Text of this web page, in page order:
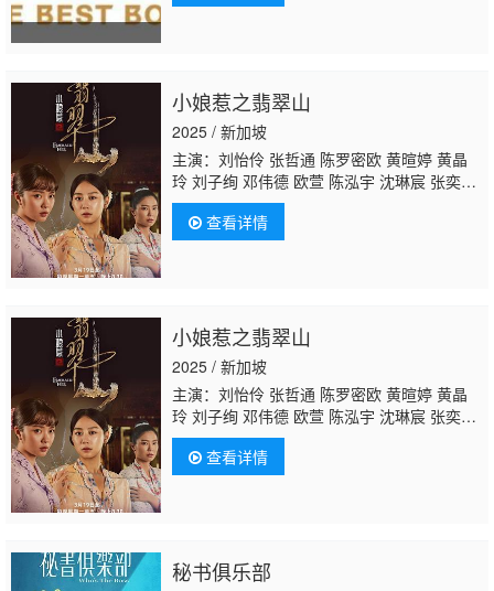
小娘惹之翡翠山
2025 / 新加坡
主演：刘怡伶 张哲通 陈罗密欧 黄暄婷 黄晶
玲 刘子绚 邓伟德 欧萱 陈泓宇 沈琳宸 张奕
恺 陈莉萍 翟思铭 郭坤耀 吴俐璇 朱泽亮 郑惠
玉 姚懿珊 黄振隆 曾晓晴 郑六月 胡煜诗 萧歆
霓 林昭婷 曾诗梅 卓芳娴 黄俊雄 陈丽贞 陈天
查看详情
小娘惹之翡翠山
2025 / 新加坡
主演：刘怡伶 张哲通 陈罗密欧 黄暄婷 黄晶
玲 刘子绚 邓伟德 欧萱 陈泓宇 沈琳宸 张奕
恺 陈莉萍 翟思铭 郭坤耀 吴俐璇 朱泽亮 郑惠
玉 姚懿珊 黄振隆 曾晓晴 郑六月 胡煜诗 萧歆
霓 林昭婷 曾诗梅 卓芳娴 黄俊雄 陈丽贞 陈天
查看详情
秘书俱乐部